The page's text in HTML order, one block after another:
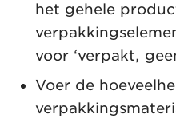
het gehele
voor ‘verpakt,
Voer de